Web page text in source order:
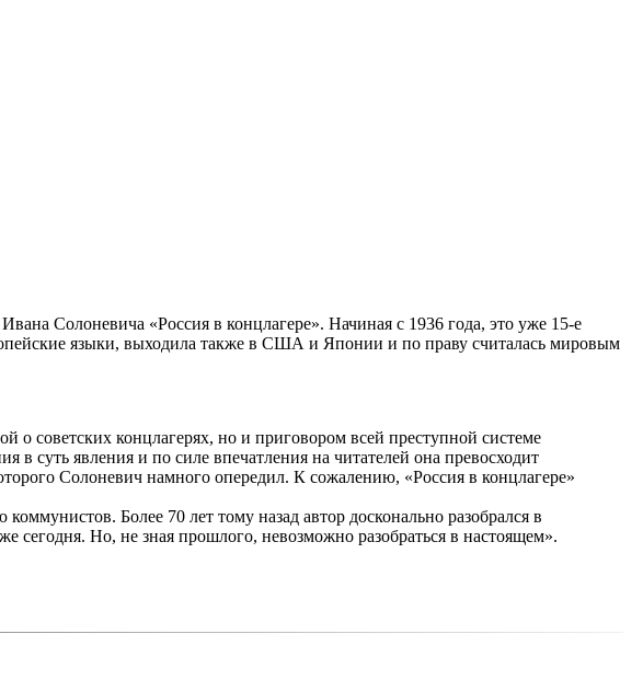
Солоневича «Россия в концлагере». Начиная с 1936 года, это уже 15-е
языки, выходила также в США и Японии и по праву считалась мировым
о советских концлагерях, но и приговором всей преступной системе
суть явления и по силе впечатления на читателей она превосходит
Солоневич намного опередил. К сожалению, «Россия в концлагере»
Более 70 лет тому назад автор досконально разобрался в
сегодня. Но, не зная прошлого, невозможно разобраться в настоящем».